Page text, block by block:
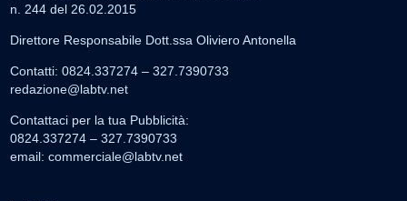
n. 244 del 26.02.2015
Direttore Responsabile Dott.ssa Oliviero Antonella
Contatti: 0824.337274 – 327.7390733
redazione@labtv.net
Contattaci per la tua Pubblicità:
0824.337274 – 327.7390733
email: commerciale@labtv.net